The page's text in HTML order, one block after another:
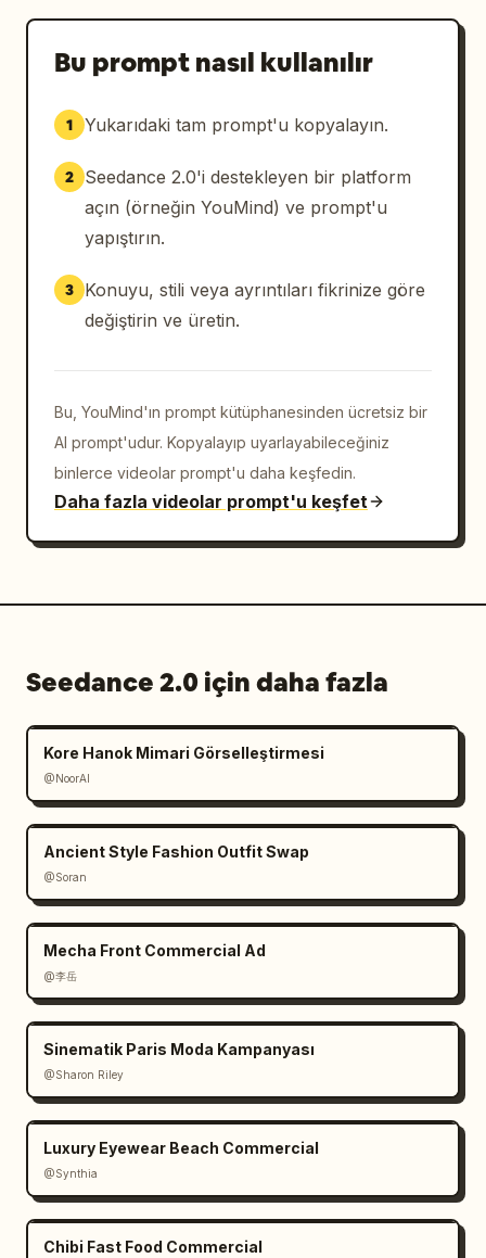
Bu prompt nasıl kullanılır
1 Yukarıdaki tam prompt'u kopyalayın.
2
Seedance 2.0'i destekleyen bir platform
açın (örneğin YouMind) ve prompt'u
yapıştırın.
3
Konuyu, stili veya ayrıntıları fikrinize göre
değiştirin ve üretin.
Bu, YouMind'ın prompt kütüphanesinden ücretsiz bir
AI prompt'udur. Kopyalayıp uyarlayabileceğiniz
binlerce videolar prompt'u daha keşfedin.
Daha fazla videolar prompt'u keşfet
Seedance 2.0 için daha fazla
Kore Hanok Mimari Görselleştirmesi
@NoorAI
Ancient Style Fashion Outfit Swap
@Soran
Mecha Front Commercial Ad
@李岳
Sinematik Paris Moda Kampanyası
@Sharon Riley
Luxury Eyewear Beach Commercial
@Synthia
Chibi Fast Food Commercial